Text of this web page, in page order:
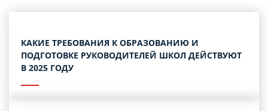
КАКИЕ ТРЕБОВАНИЯ К ОБРАЗОВАНИЮ И
ПОДГОТОВКЕ РУКОВОДИТЕЛЕЙ ШКОЛ ДЕЙСТВУЮТ
В 2025 ГОДУ